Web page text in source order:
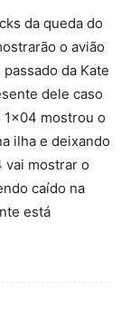
da queda do
o avião
da Kate
dele caso
1×04 mostrou o
ilha e deixando
vai mostrar o
caído na
está